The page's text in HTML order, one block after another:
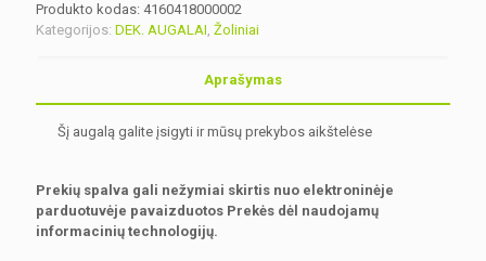
Produkto kodas: 4160418000002
Kategorijos: DEK. AUGALAI, Žoliniai
Aprašymas
Šį augalą galite įsigyti ir mūsų prekybos aikštelėse
Prekių spalva gali nežymiai skirtis nuo elektroninėje
parduotuvėje pavaizduotos Prekės dėl naudojamų
informacinių technologijų.